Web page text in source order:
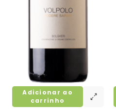
Adicionar ao
carrinho